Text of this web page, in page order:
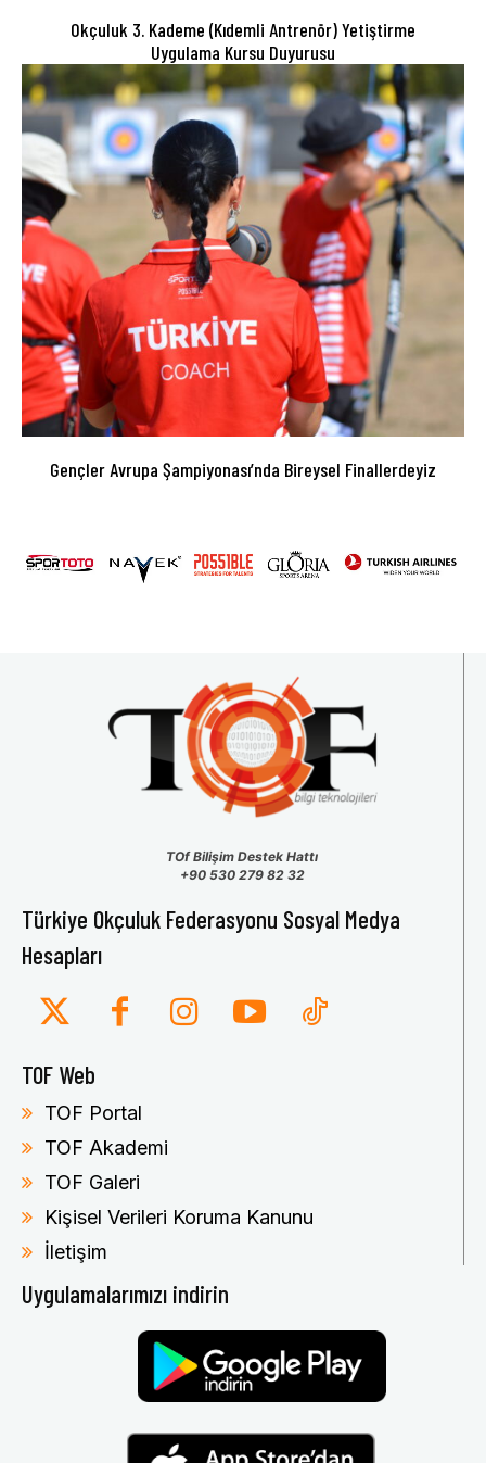
Okçuluk 3. Kademe (Kıdemli Antrenör) Yetiştirme
Uygulama Kursu Duyurusu
Gençler Avrupa Şampiyonası’nda Bireysel Finallerdeyiz
TOf Bilişim Destek Hattı
+90 530 279 82 32
Türkiye Okçuluk Federasyonu Sosyal Medya
Hesapları
TOF Web
TOF Portal
TOF Akademi
TOF Galeri
Kişisel Verileri Koruma Kanunu
İletişim
Uygulamalarımızı indirin